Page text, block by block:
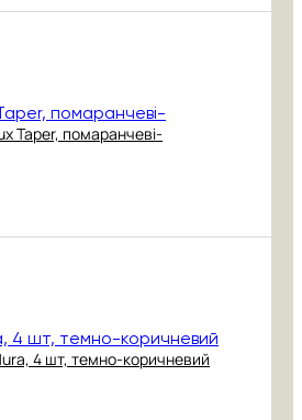
Taper, помаранчеві-
4 шт, темно-коричневий